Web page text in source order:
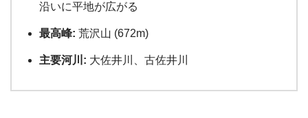
沿いに平地が広がる
最高峰: 荒沢山 (672m)
主要河川: 大佐井川、古佐井川